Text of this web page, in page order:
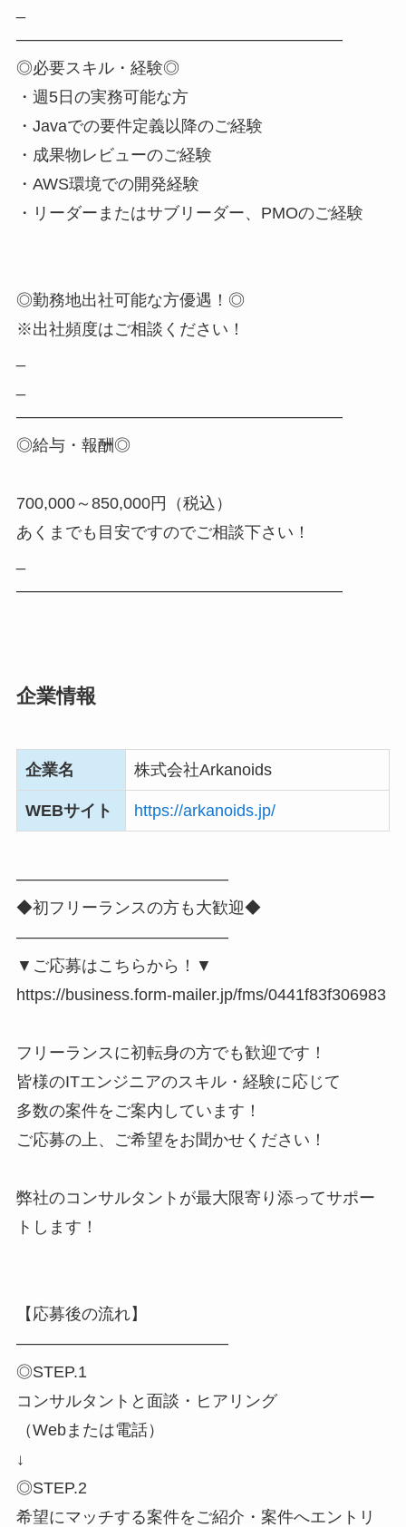
――――――――――――――――――――
◎必要スキル・経験◎
・週5日の実務可能な方
・Javaでの要件定義以降のご経験
・成果物レビューのご経験
・AWS環境での開発経験
・リーダーまたはサブリーダー、PMOのご経験
◎勤務地出社可能な方優遇！◎
※出社頻度はご相談ください！
――――――――――――――――――――
◎給与・報酬◎
700,000～850,000円（税込）
あくまでも目安ですのでご相談下さい！
――――――――――――――――――――
企業情報
企業名 株式会社Arkanoids
WEBサイト https://arkanoids.jp/
―――――――――――――
◆初フリーランスの方も大歓迎◆
―――――――――――――
▼ご応募はこちらから！▼
https://business.form-mailer.jp/fms/0441f83f306983
フリーランスに初転身の方でも歓迎です！
皆様のITエンジニアのスキル・経験に応じて
多数の案件をご案内しています！
ご応募の上、ご希望をお聞かせください！
弊社のコンサルタントが最大限寄り添ってサポー
トします！
【応募後の流れ】
―――――――――――――
◎STEP.1
コンサルタントと面談・ヒアリング
（Webまたは電話）
↓
◎STEP.2
希望にマッチする案件をご紹介・案件へエントリ